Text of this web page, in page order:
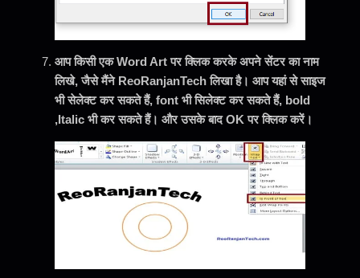
आप किसी एक Word Art पर क्लिक करके अपने सेंटर का नाम
लिखे, जैसे मैंने ReoRanjanTech लिखा है। आप यहां से साइज
भी सेलेक्ट कर सकते हैं, font भी सिलेक्ट कर सकते हैं, bold
,Italic भी कर सकते हैं। और उसके बाद OK पर क्लिक करें।